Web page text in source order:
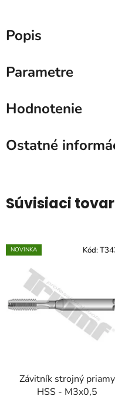
Popis
Parametre
Hodnotenie
Ostatné
Súvisiaci tovar
NOVINKA
Závitník strojný priamy
HSS - M3x0,5
Kód: